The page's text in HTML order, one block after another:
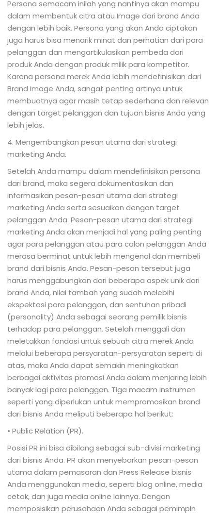
Persona semacam inilah yang nantinya akan mampu
dalam membentuk citra atau Image dari brand Anda
dengan lebih baik. Persona yang akan Anda ciptakan
juga harus bisa menarik minat dan perhatian dari para
pelanggan dan mengartikulasikan pembeda dari
produk Anda dengan produk milik para kompetitor.
Karena persona merek Anda lebih mendefinisikan dari
Brand Image Anda, sangat penting artinya untuk
membuatnya agar masih tetap sederhana dan relevan
dengan target pelanggan dan tujuan bisnis Anda yang
lebih jelas.
4. Mengembangkan pesan utama dari strategi
marketing Anda.
Setelah Anda mampu dalam mendefinisikan persona
dari brand, maka segera dokumentasikan dan
informasikan pesan-pesan utama dari strategi
marketing Anda serta sesuaikan dengan target
pelanggan Anda. Pesan-pesan utama dari strategi
marketing Anda akan menjadi hal yang paling penting
agar para pelanggan atau para calon pelanggan Anda
merasa berminat untuk lebih mengenal dan membeli
brand dari bisnis Anda. Pesan-pesan tersebut juga
harus menggabungkan dari beberapa aspek unik dari
brand Anda, nilai tambah yang sudah melebihi
ekspektasi para pelanggan, dan sentuhan pribadi
(personality) Anda sebagai seorang pemilik bisnis
terhadap para pelanggan. Setelah menggali dan
meletakkan fondasi untuk sebuah citra merek Anda
melalui beberapa persyaratan-persyaratan seperti di
atas, maka Anda dapat semakin meningkatkan
berbagai aktivitas promosi Anda dalam menjaring lebih
banyak lagi para pelanggan. Tiga macam instrumen
seperti yang diperlukan untuk mempromosikan brand
dari bisnis Anda meliputi beberapa hal berikut:
• Public Relation (PR).
Posisi PR ini bisa dibilang sebagai sub-divisi marketing
dari bisnis Anda. PR akan menyebarkan pesan-pesan
utama dalam pemasaran dan Press Release bisnis
Anda menggunakan media, seperti blog online, media
cetak, dan juga media online lainnya. Dengan
memposisikan perusahaan Anda sebagai pemimpin